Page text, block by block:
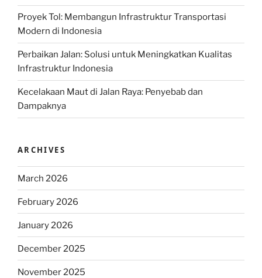
Proyek Tol: Membangun Infrastruktur Transportasi
Modern di Indonesia
Perbaikan Jalan: Solusi untuk Meningkatkan Kualitas
Infrastruktur Indonesia
Kecelakaan Maut di Jalan Raya: Penyebab dan
Dampaknya
ARCHIVES
March 2026
February 2026
January 2026
December 2025
November 2025